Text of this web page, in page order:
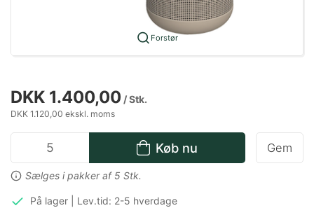
Forstør
DKK 1.400,00 / Stk.
DKK 1.120,00 ekskl. moms
Køb nu
Sælges i pakker af 5 Stk.
Gem
På lager | Lev.tid: 2-5 hverdage